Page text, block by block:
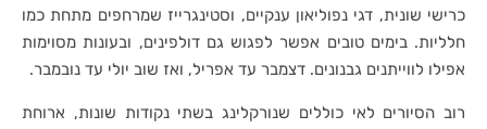
כרישי שונית, דגי נפוליאון ענקיים, וסטינגרייז שמרחפים מתחת כמו
חלליות. בימים טובים אפשר לפגוש גם דולפינים, ובעונות מסוימות
אפילו לווייתנים גבנונים. דצמבר עד אפריל, ואז שוב יולי עד נובמבר.
רוב הסיורים לאי כוללים שנורקלינג בשתי נקודות שונות, ארוחת